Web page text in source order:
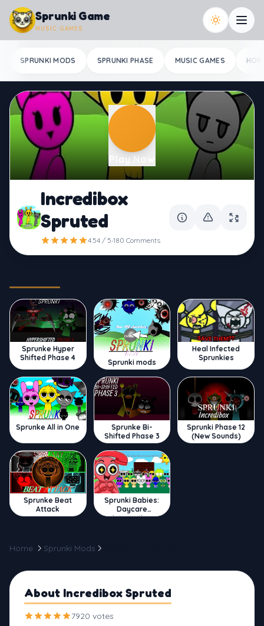
Skip to content
Sprunki Game
MUSIC GAMES
SPRUNKI MODS SPRUNKI PHASE MUSIC GAMES
Play Now
Incredibox
Spruted
4.54 / 5·180 Comments
Sprunke Hyper
Shifted Phase 4
Sprunki mods
Heal Infected
Sprunkies
Sprunke All in One
Sprunke Bi-
Shifted Phase 3
Sprunki Phase 12
(New Sounds)
Sprunke Beat
Attack
Sprunki Babies:
Daycare
Interactive
Home Sprunki Mods
About Incredibox Spruted
7920 votes